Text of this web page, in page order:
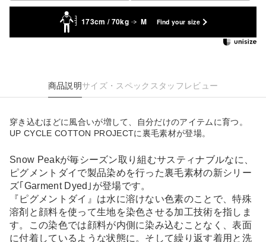
173cm / 70kg M Find your size
商品説明サイズ・スペック スタッフレビュー
穿き込むほどに風合いが増して、自分だけのアイテムに育つ。
UP CYCLE COTTON PROJECTに裏毛素材が登場。
Snow Peakが毎シーズン取り組むサスティナブルなに、
ピグメントダイで製品染めを行った裏毛素材の新シリー
ズ｢Garment Dyed｣が登場です。
『ピグメントダイ』は水に溶けない色素のことで、特殊
溶剤と顔料を使って生地を染色させる加工技術を指しま
す。この染色では顔料が内側に染み込むことなく、表面
に付着しているような状態に。そして繰り返す着用と洗